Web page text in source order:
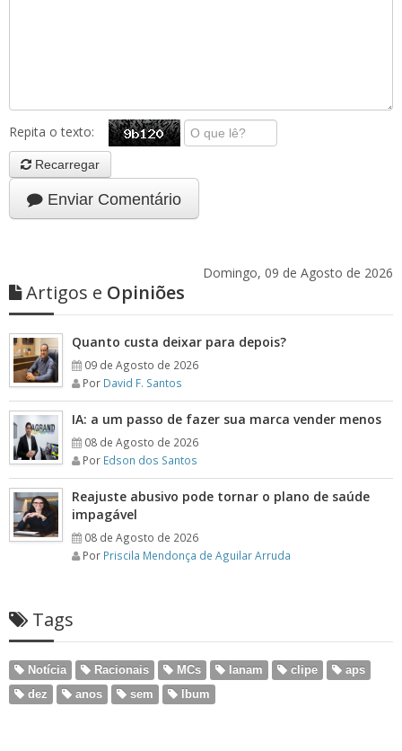
Repita o texto:
Recarregar
Enviar Comentário
Domingo, 09 de Agosto de 2026
Artigos e Opiniões
Quanto custa deixar para depois?
09 de Agosto de 2026
Por David F. Santos
IA: a um passo de fazer sua marca vender menos
08 de Agosto de 2026
Por Edson dos Santos
Reajuste abusivo pode tornar o plano de saúde
impagável
08 de Agosto de 2026
Por Priscila Mendonça de Aguilar Arruda
Tags
Notícia Racionais MCs lanam clipe
aps
dez
anos sem lbum